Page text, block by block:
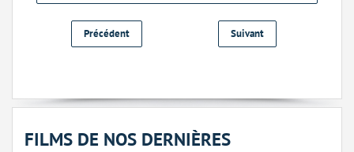
Précédent Suivant
FILMS DE NOS DERNIÈRES